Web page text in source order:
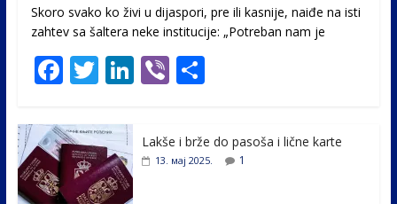
Skoro svako ko živi u dijaspori, pre ili kasnije, naiđe na isti
zahtev sa šaltera neke institucije: „Potreban nam je
F
e
b
o
T
itt
er
Li
e
Vi
er
S
ar
e
Lakše i brže do pasoša i lične karte
13. мај 2025. 1